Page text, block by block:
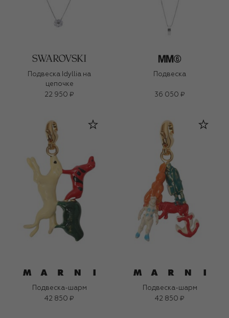
Подвеска Idyllia на
цепочке
22 950 ₽
Подвеска
36 050 ₽
Подвеска-шарм
42 850 ₽
Подвеска-шарм
42 850 ₽